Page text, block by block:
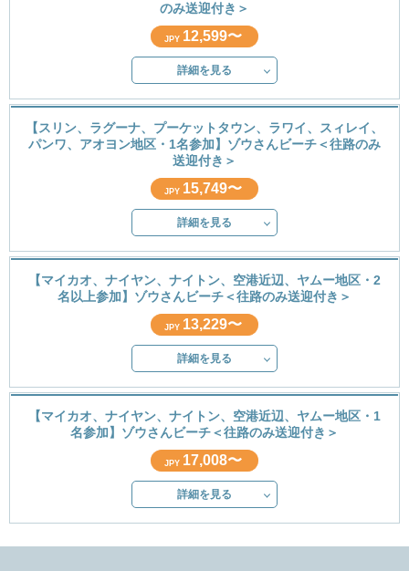
のみ送迎付き＞
JPY 12,599〜
詳細を見る
【スリン、ラグーナ、プーケットタウン、ラワイ、スィレイ、
パンワ、アオヨン地区・1名参加】ゾウさんビーチ＜往路のみ
送迎付き＞
JPY 15,749〜
詳細を見る
【マイカオ、ナイヤン、ナイトン、空港近辺、ヤムー地区・2
名以上参加】ゾウさんビーチ＜往路のみ送迎付き＞
JPY 13,229〜
詳細を見る
【マイカオ、ナイヤン、ナイトン、空港近辺、ヤムー地区・1
名参加】ゾウさんビーチ＜往路のみ送迎付き＞
JPY 17,008〜
詳細を見る